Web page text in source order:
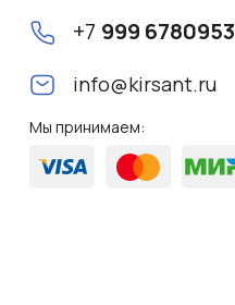
+7 999 6780953
info@kirsant.ru
Мы принимаем: